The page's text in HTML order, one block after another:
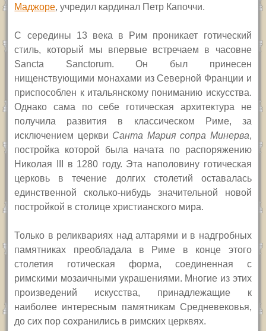
Маджоре, учредил кардинал Петр Капоччи.
С середины 13 века в Рим проникает готический
стиль, который мы впервые встречаем в часовне
Sancta Sanctorum. Он был принесен
нищенствующими монахами из Северной Франции и
приспособлен к итальянскому пониманию искусства.
Однако сама по себе готическая архитектура не
получила развития в классическом Риме, за
исключением церкви Санта Мария сопра Минерва,
постройка которой была начата по распоряжению
Николая III в 1280 году. Эта наполовину готическая
церковь в течение долгих столетий оставалась
единственной сколько-нибудь значительной новой
постройкой в столице христианского мира.
Только в реликвариях над алтарями и в надгробных
памятниках преобладала в Риме в конце этого
столетия готическая форма, соединенная с
римскими мозаичными украшениями. Многие из этих
произведений искусства, принадлежащие к
наиболее интересным памятникам Средневековья,
до сих пор сохранились в римских церквях.